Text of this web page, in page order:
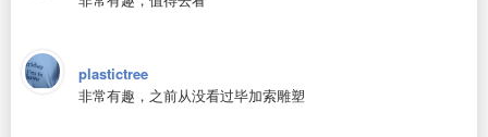
plastictree
非常有趣，之前从没看过毕加索雕塑